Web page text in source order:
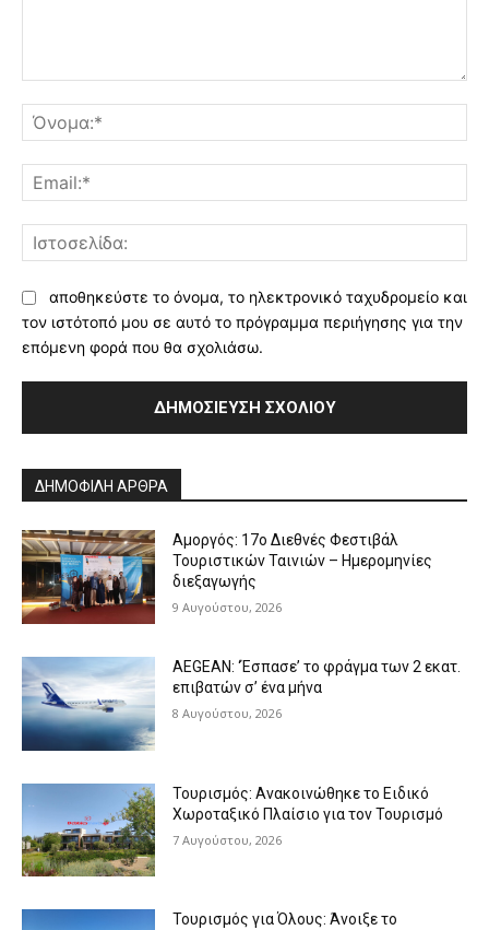
αποθηκεύστε το όνομα, το ηλεκτρονικό ταχυδρομείο και
τον ιστότοπό μου σε αυτό το πρόγραμμα περιήγησης για την
επόμενη φορά που θα σχολιάσω.
ΔΗΜΟΦΙΛΗ ΑΡΘΡΑ
Αμοργός: 17ο Διεθνές Φεστιβάλ
Τουριστικών Ταινιών – Ημερομηνίες
διεξαγωγής
9 Αυγούστου, 2026
AEGEAN: ‘Έσπασε’ το φράγμα των 2 εκατ.
επιβατών σ’ ένα μήνα
8 Αυγούστου, 2026
Τουρισμός: Ανακοινώθηκε το Ειδικό
Χωροταξικό Πλαίσιο για τον Τουρισμό
7 Αυγούστου, 2026
Τουρισμός για Όλους: Άνοιξε το